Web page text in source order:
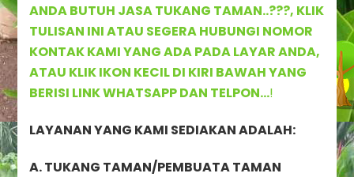
ANDA BUTUH JASA TUKANG TAMAN..???, KLIK
TULISAN INI ATAU SEGERA HUBUNGI NOMOR
KONTAK KAMI YANG ADA PADA LAYAR ANDA,
ATAU KLIK IKON KECIL DI KIRI BAWAH YANG
BERISI LINK WHATSAPP DAN TELPON…!
LAYANAN YANG KAMI SEDIAKAN ADALAH:
A. TUKANG TAMAN/PEMBUATA TAMAN